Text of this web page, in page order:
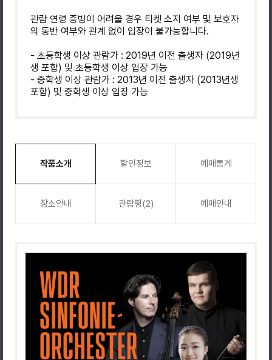
관람 연령 증빙이 어려울 경우 티켓 소지 여부 및 보호자
의 동반 여부와 관계 없이 입장이 불가능합니다.
- 초등학생 이상 관람가 : 2019년 이전 출생자 (2019년
생 포함) 및 초등학생 이상 입장 가능
- 중학생 이상 관람가 : 2013년 이전 출생자 (2013년생
포함) 및 중학생 이상 입장 가능
작품소개 할인정보 예매통계
장소안내 관람평(2) 예매안내